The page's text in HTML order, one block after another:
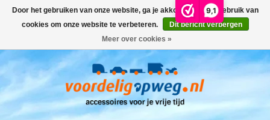
9,1
Menu
FIETSENDRAGER
FIETSENDRAGER OP DE TREKHAAK
DAKDRAGERS
CAMPER
WIELDOPPEN
AANHANGWAGEN
Door het gebruiken van onze website, ga je akkoord met het gebruik van
cookies om onze website te verbeteren.
Dit bericht verbergen
Meer over cookies »